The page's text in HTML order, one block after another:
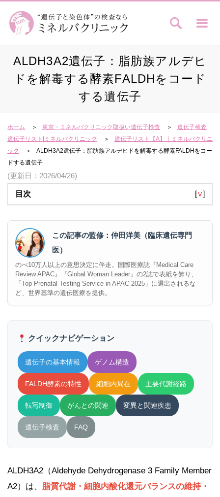
ALDH3A2遺伝子：脂肪族アルデヒ
ドを解毒する酵素FALDHをコード
する遺伝子
ホーム 東京・ミネルバクリニック取扱い遺伝子検査
遺伝子検査
遺伝子リスト|ミネルバクリニック
遺伝子リスト【A】｜ミネルバクリニ
ック
ALDH3A2遺伝子：脂肪族アルデヒドを解毒する酵素FALDHをコー
ドする遺伝子
(更新日：2026/04/26)
目次 [∨]
この記事の監修：仲田洋美（臨床遺伝専門
医）
のべ10万人以上の意思決定に伴走。国際医療誌『Medical Care
Review APAC』『Global Woman Leader』の2誌で表紙を飾り、
「Top Prenatal Testing Service in APAC 2025」に選出されるな
ど、世界基準の遺伝医療を提供。
クイックナビゲーション
遺伝子の基本情報 ゲノム構造
FALDH酵素の特性 細胞内局在 主要代謝経路
転写制御 がんとの関連 変異と関連疾患
遺伝子検査 FAQ
ALDH3A2（Aldehyde Dehydrogenase 3 Family Member
A2）は、 脂質代謝・細胞内酸化還元バランスの維持・